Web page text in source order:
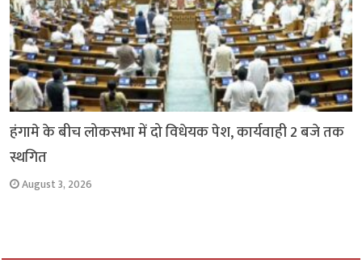
हंगामे के बीच लोकसभा में दो विधेयक पेश, कार्यवाही 2 बजे तक
स्थगित
August 3, 2026